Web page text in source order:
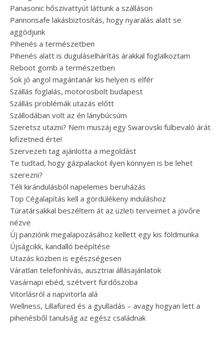
Panasonic hőszivattyút láttunk a szálláson
Pannonsafe lakásbiztosítás, hogy nyaralás alatt se
aggódjunk
Pihenés a természetben
Pihenés alatt is duguláselhárítás árakkal foglalkoztam
Reboot gomb a természetben
Sok jó angol magántanár kis helyen is elfér
Szállás foglalás, motorosbolt budapest
Szállás problémák utazás előtt
Szállodában volt az én lánybúcsúm
Szeretsz utazni? Nem muszáj egy Swarovski fülbevaló árát
kifizetned érte!
Szervezeti tag ajánlotta a megoldást
Te tudtad, hogy gázpalackot ilyen könnyen is be lehet
szerezni?
Téli kirándulásból napelemes beruházás
Top Cégalapítás kell a gördülékeny induláshoz
Túratársakkal beszéltem át az üzleti terveimet a jövőre
nézve
Új panziónk megalapozásához kellett egy kis földmunka
Újságcikk, kandalló beépítése
Utazás közben is egészségesen
Váratlan telefonhívás, ausztriai állásajánlatok
Vasárnapi ebéd, szétvert fürdőszoba
Vitorlásról a napvitorla alá
Wellness, Lillafüred és a gyulladás – avagy hogyan lett a
pihenésből tanulság az egész családnak